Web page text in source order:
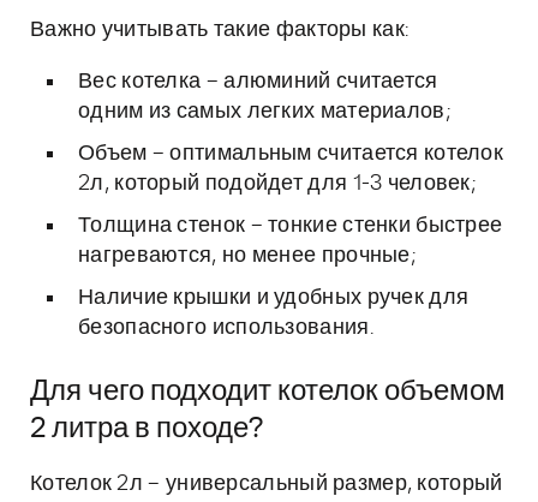
Важно учитывать такие факторы как:
Вес котелка – алюминий считается
одним из самых легких материалов;
Объем – оптимальным считается котелок
2л, который подойдет для 1-3 человек;
Толщина стенок – тонкие стенки быстрее
нагреваются, но менее прочные;
Наличие крышки и удобных ручек для
безопасного использования.
Для чего подходит котелок объемом
2 литра в походе?
Котелок 2л – универсальный размер, который